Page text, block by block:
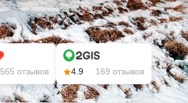
565 отзывов 4.9 169 отзывов